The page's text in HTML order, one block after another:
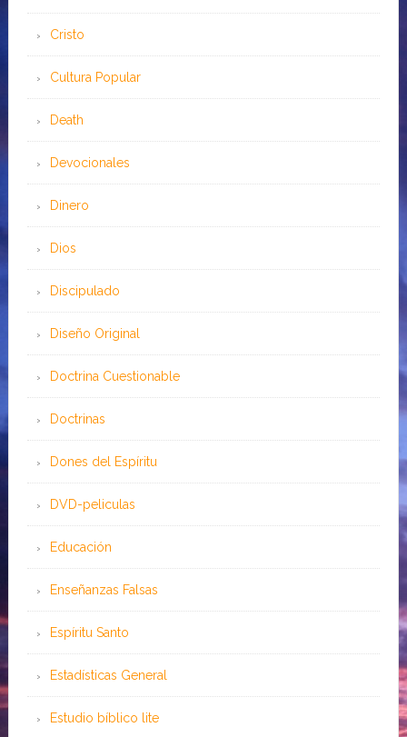
Cristo
Cultura Popular
Death
Devocionales
Dinero
Dios
Discipulado
Diseño Original
Doctrina Cuestionable
Doctrinas
Dones del Espíritu
DVD-peliculas
Educación
Enseñanzas Falsas
Espíritu Santo
Estadísticas General
Estudio bíblico lite